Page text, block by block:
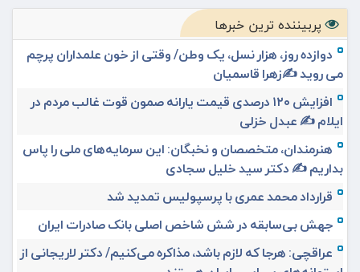
پربیننده ترین خبرها
دوازده روز، هزار نسل، یک وطن/ وقتی از خون علمداران پرچم
می روید ✍️زهرا قاسمیان
افزایش ۱۲۰ درصدی قیمت یارانه صمون قوت غالب مردم در
ایلام ✍️ عبدل خزلی
هنرمندان، متخصصان و نخبگان: این سرمایه‌های ملی را پاس
بداریم ✍️ دکتر سید خلیل سجادی
قرارداد محمد عمری با پرسپولیس تمدید شد
جهش بی‌سابقه در شش شاخص اصلی بانک صادرات ایران
عراقچی: هرجا که لازم باشد، مذاکره می‌کنیم/ دکتر لاریجانی از